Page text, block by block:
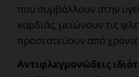
που συμβάλλουν στην
καρδιάς, μειώνουν τις
προστατεύουν από
Αντιφλεγμονώδεις